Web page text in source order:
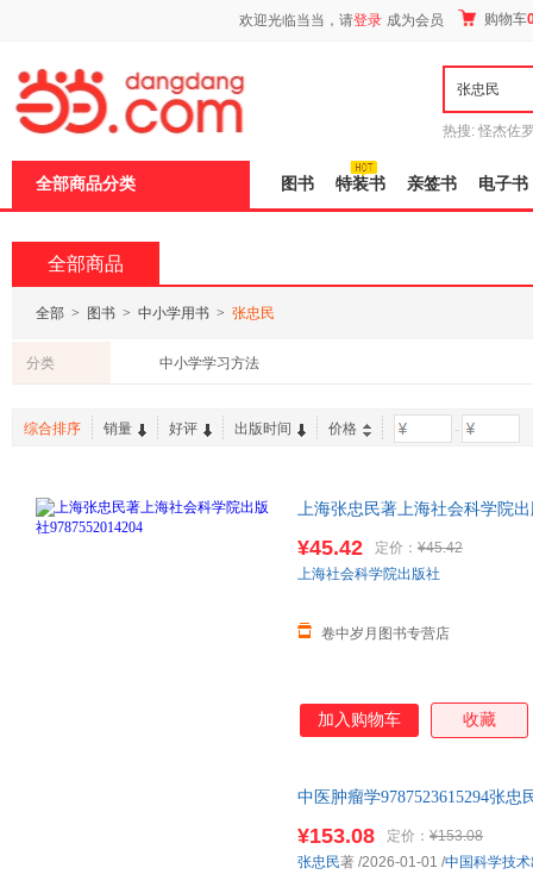
欢迎光临当当，请登录 成为会员 购物车
热搜: 怪杰佐
全部商品分类 图书 特装书 亲签书 电子书
全部商品
全部 > 图书 > 中小学用书 > 张忠民
分类 中小学学习方法
综合排序 销量 好评 出版时间 价格 -
上海张忠民著上海社会科学院出
¥45.42 定价： ¥45.42
卷中岁月图书专营店
上海社会科学院出版社
加入购物车 收藏
中医肿瘤学9787523615294张
¥153.08 定价： ¥153.08
张忠民著 /2026-01-01 /中国科学技
页
加